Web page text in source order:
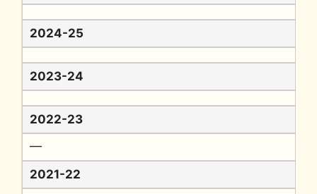
2024-25
2023-24
2022-23
━
2021-22